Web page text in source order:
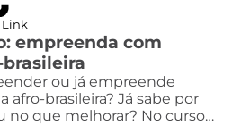
Link
empreenda com
ou já empreende
afro-brasileira? Já sabe por
no que melhorar? No curso…